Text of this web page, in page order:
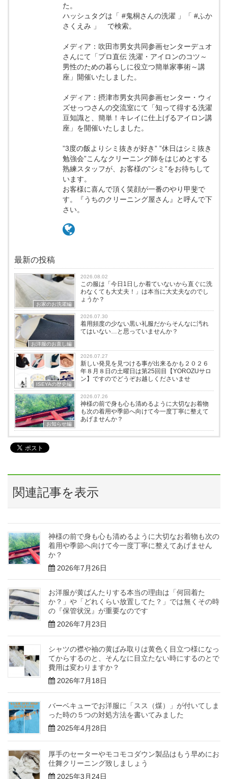
た。
ハッシュタグは「 #鬼桐さんの洗濯 」「 #ふか
さくえみ 」 で検索。
メディア：吹田市男女共同参画センターデュオ
さんにて「プロ直伝 洗濯・アイロンのコツ～
男性のための暮らしに役立つ簡単家事術～講
座」開催いたしました。
メディア：摂津市男女共同参画センター・ウィ
ズせっつさんの交流室にて「知って得する洗濯
豆知識と、簡単！キレイに仕上げるアイロン講
座」を開催いたしました。
”3度の飯よりシミ抜きが好き” ”休日はシミ抜き
勉強会”こんなクリーニング師をはじめとする
熟練スタッフが、お客様の”シミ”をお待ちして
います。
お客様に喜んで頂く笑顔が一番のやり甲斐で
す。『うちのクリーニング屋さん』と呼んで下
さい。
最新の投稿
お家のお洗濯編
2026.08.02
この服は「今日1日しか着ていないから直ぐに洗
わなくても大丈夫！」は本当に大丈夫なのでし
ょうか？
お洋服のお直し編
2026.07.30
着用頻度の少ない黒い礼服だからそんなに汚れ
てはいない…と思っていませんか？
ISEYAの歴史編
2026.07.27
新しい発見を見つける事が出来るかも２０２６
年８月８日の土曜日は第25回目【YOROZUサロ
ン】ですのでどうぞお越しくださいませ
お知らせ編
2026.07.26
神様の前で身も心も清めるように大切なお着物
も次の着用や季節へ向けて今一度丁寧に整えて
あげませんか？
関連記事を表示
神様の前で身も心も清めるように大切なお着物も次の
着用や季節へ向けて今一度丁寧に整えてあげません
か？
2026年7月26日
お洋服が黄ばんたりする本当の理由は「何回着た
か？」や「どれくらい放置してた？」では無くその時
の『保管状況』が重要なのです
2026年7月23日
シャツの襟や袖の黄ばみ取りは黄色く目立つ様になっ
てからするのと、そんなに目立たない時にするのとで
費用は変わりますか？
2026年7月18日
バーベキューでお洋服に「スス（煤）」が付いてしま
った時の５つの対処方法を書いてみました
2025年4月28日
厚手のセーターやモコモコダウン製品はもう早めにお
仕舞クリーニング致しましょう
2025年3月24日